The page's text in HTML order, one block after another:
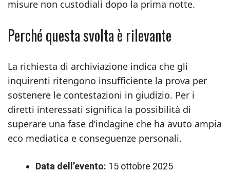
misure non custodiali dopo la prima notte.
Perché questa svolta è rilevante
La richiesta di archiviazione indica che gli
inquirenti ritengono insufficiente la prova per
sostenere le contestazioni in giudizio. Per i
diretti interessati significa la possibilità di
superare una fase d’indagine che ha avuto ampia
eco mediatica e conseguenze personali.
Data dell’evento: 15 ottobre 2025